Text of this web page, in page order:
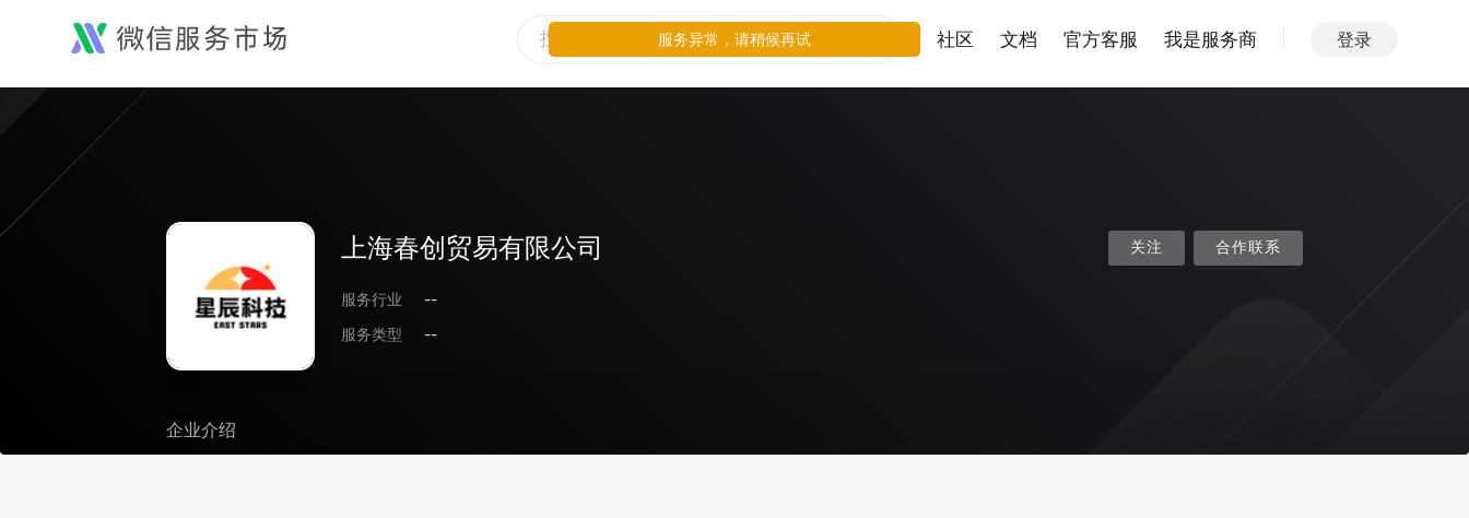
社区 文档 官方客服 我是服务商 登录
上海春创贸易有限公司
服务行业
--
服务类型
--
关注 合作联系
企业介绍
服务异常，请稍候再试